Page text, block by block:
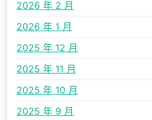
2026 年 2 月
2026 年 1 月
2025 年 12 月
2025 年 11 月
2025 年 10 月
2025 年 9 月